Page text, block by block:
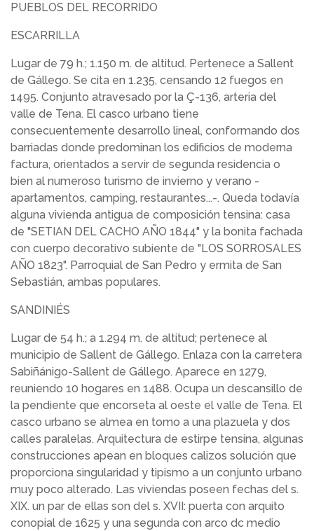
PUEBLOS DEL RECORRIDO
ESCARRILLA
Lugar de 79 h.; 1.150 m. de altitud. Pertenece a Sallent
de Gállego. Se cita en 1.235, censando 12 fuegos en
1495. Conjunto atravesado por la Ç-136, arteria del
valle de Tena. El casco urbano tiene
consecuentemente desarrollo lineal, conformando dos
barriadas donde predominan los edificios de moderna
factura, orientados a servir de segunda residencia o
bien al numeroso turismo de invierno y verano -
apartamentos, camping, restaurantes...-. Queda todavía
alguna vivienda antigua de composición tensina: casa
de "SETIAN DEL CACHO AÑO 1844" y la bonita fachada
con cuerpo decorativo subiente de "LOS SORROSALES
AÑO 1823". Parroquial de San Pedro y ermita de San
Sebastián, ambas populares.
SANDINIÉS
Lugar de 54 h.; a 1.294 m. de altitud; pertenece al
municipio de Sallent de Gállego. Enlaza con la carretera
Sabiñánigo-Sallent de Gállego. Aparece en 1279,
reuniendo 10 hogares en 1488. Ocupa un descansillo de
la pendiente que encorseta al oeste el valle de Tena. El
casco urbano se almea en tomo a una plazuela y dos
calles paralelas. Arquitectura de estirpe tensina, algunas
construcciones apean en bloques calizos solución que
proporciona singularidad y tipismo a un conjunto urbano
muy poco alterado. Las viviendas poseen fechas del s.
XIX. un par de ellas son del s. XVII: puerta con arquito
conopial de 1625 y una segunda con arco dc medio